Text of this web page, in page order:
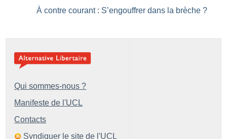
À contre courant : S’engouffrer dans la brèche ?
Qui sommes-nous ?
Manifeste de l'UCL
Contacts
Syndiquer le site de l'UCL